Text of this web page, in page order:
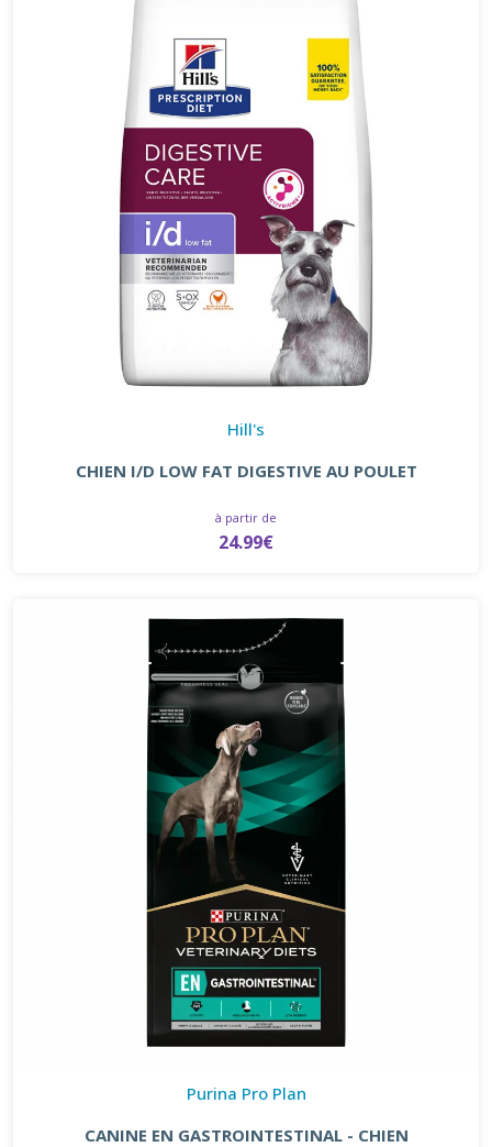
Hill's
CHIEN I/D LOW FAT DIGESTIVE AU POULET
à partir de
24.99€
Purina Pro Plan
CANINE EN GASTROINTESTINAL - CHIEN